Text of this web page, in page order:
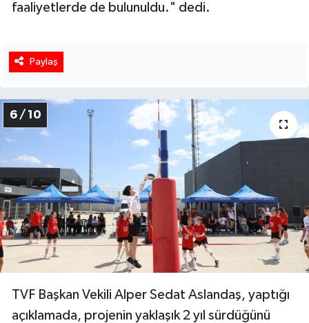
faaliyetlerde de bulunuldu." dedi.
Paylaş
6 / 10
TVF Başkan Vekili Alper Sedat Aslandaş, yaptığı
açıklamada, projenin yaklaşık 2 yıl sürdüğünü